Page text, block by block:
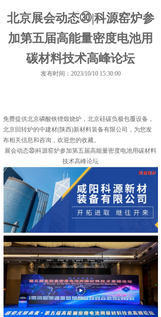
北京展会动态㉚|科源窑炉参
加第五届高能量密度电池用
碳材料技术高峰论坛
发布时间：2023/10/10 15:30:00
免费提供北京磷酸铁锂煅烧炉 ，北京硅碳负极包覆设备，
北京回转炉的中建材(陕西)新材料装备有限公司，为您发
布相关信息和咨询，欢迎您的收藏。
展会动态㉚|科源窑炉参加第五届高能量密度电池用碳材料
技术高峰论坛